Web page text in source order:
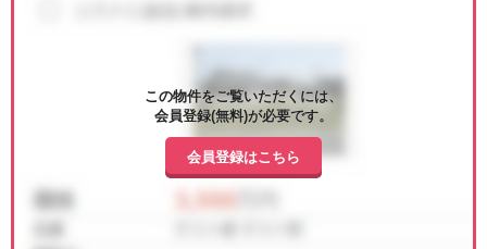
この物件をご覧いただくには、
会員登録(無料)が必要です。
会員登録はこちら